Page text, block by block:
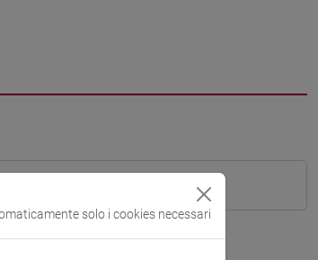
solo i cookies necessari